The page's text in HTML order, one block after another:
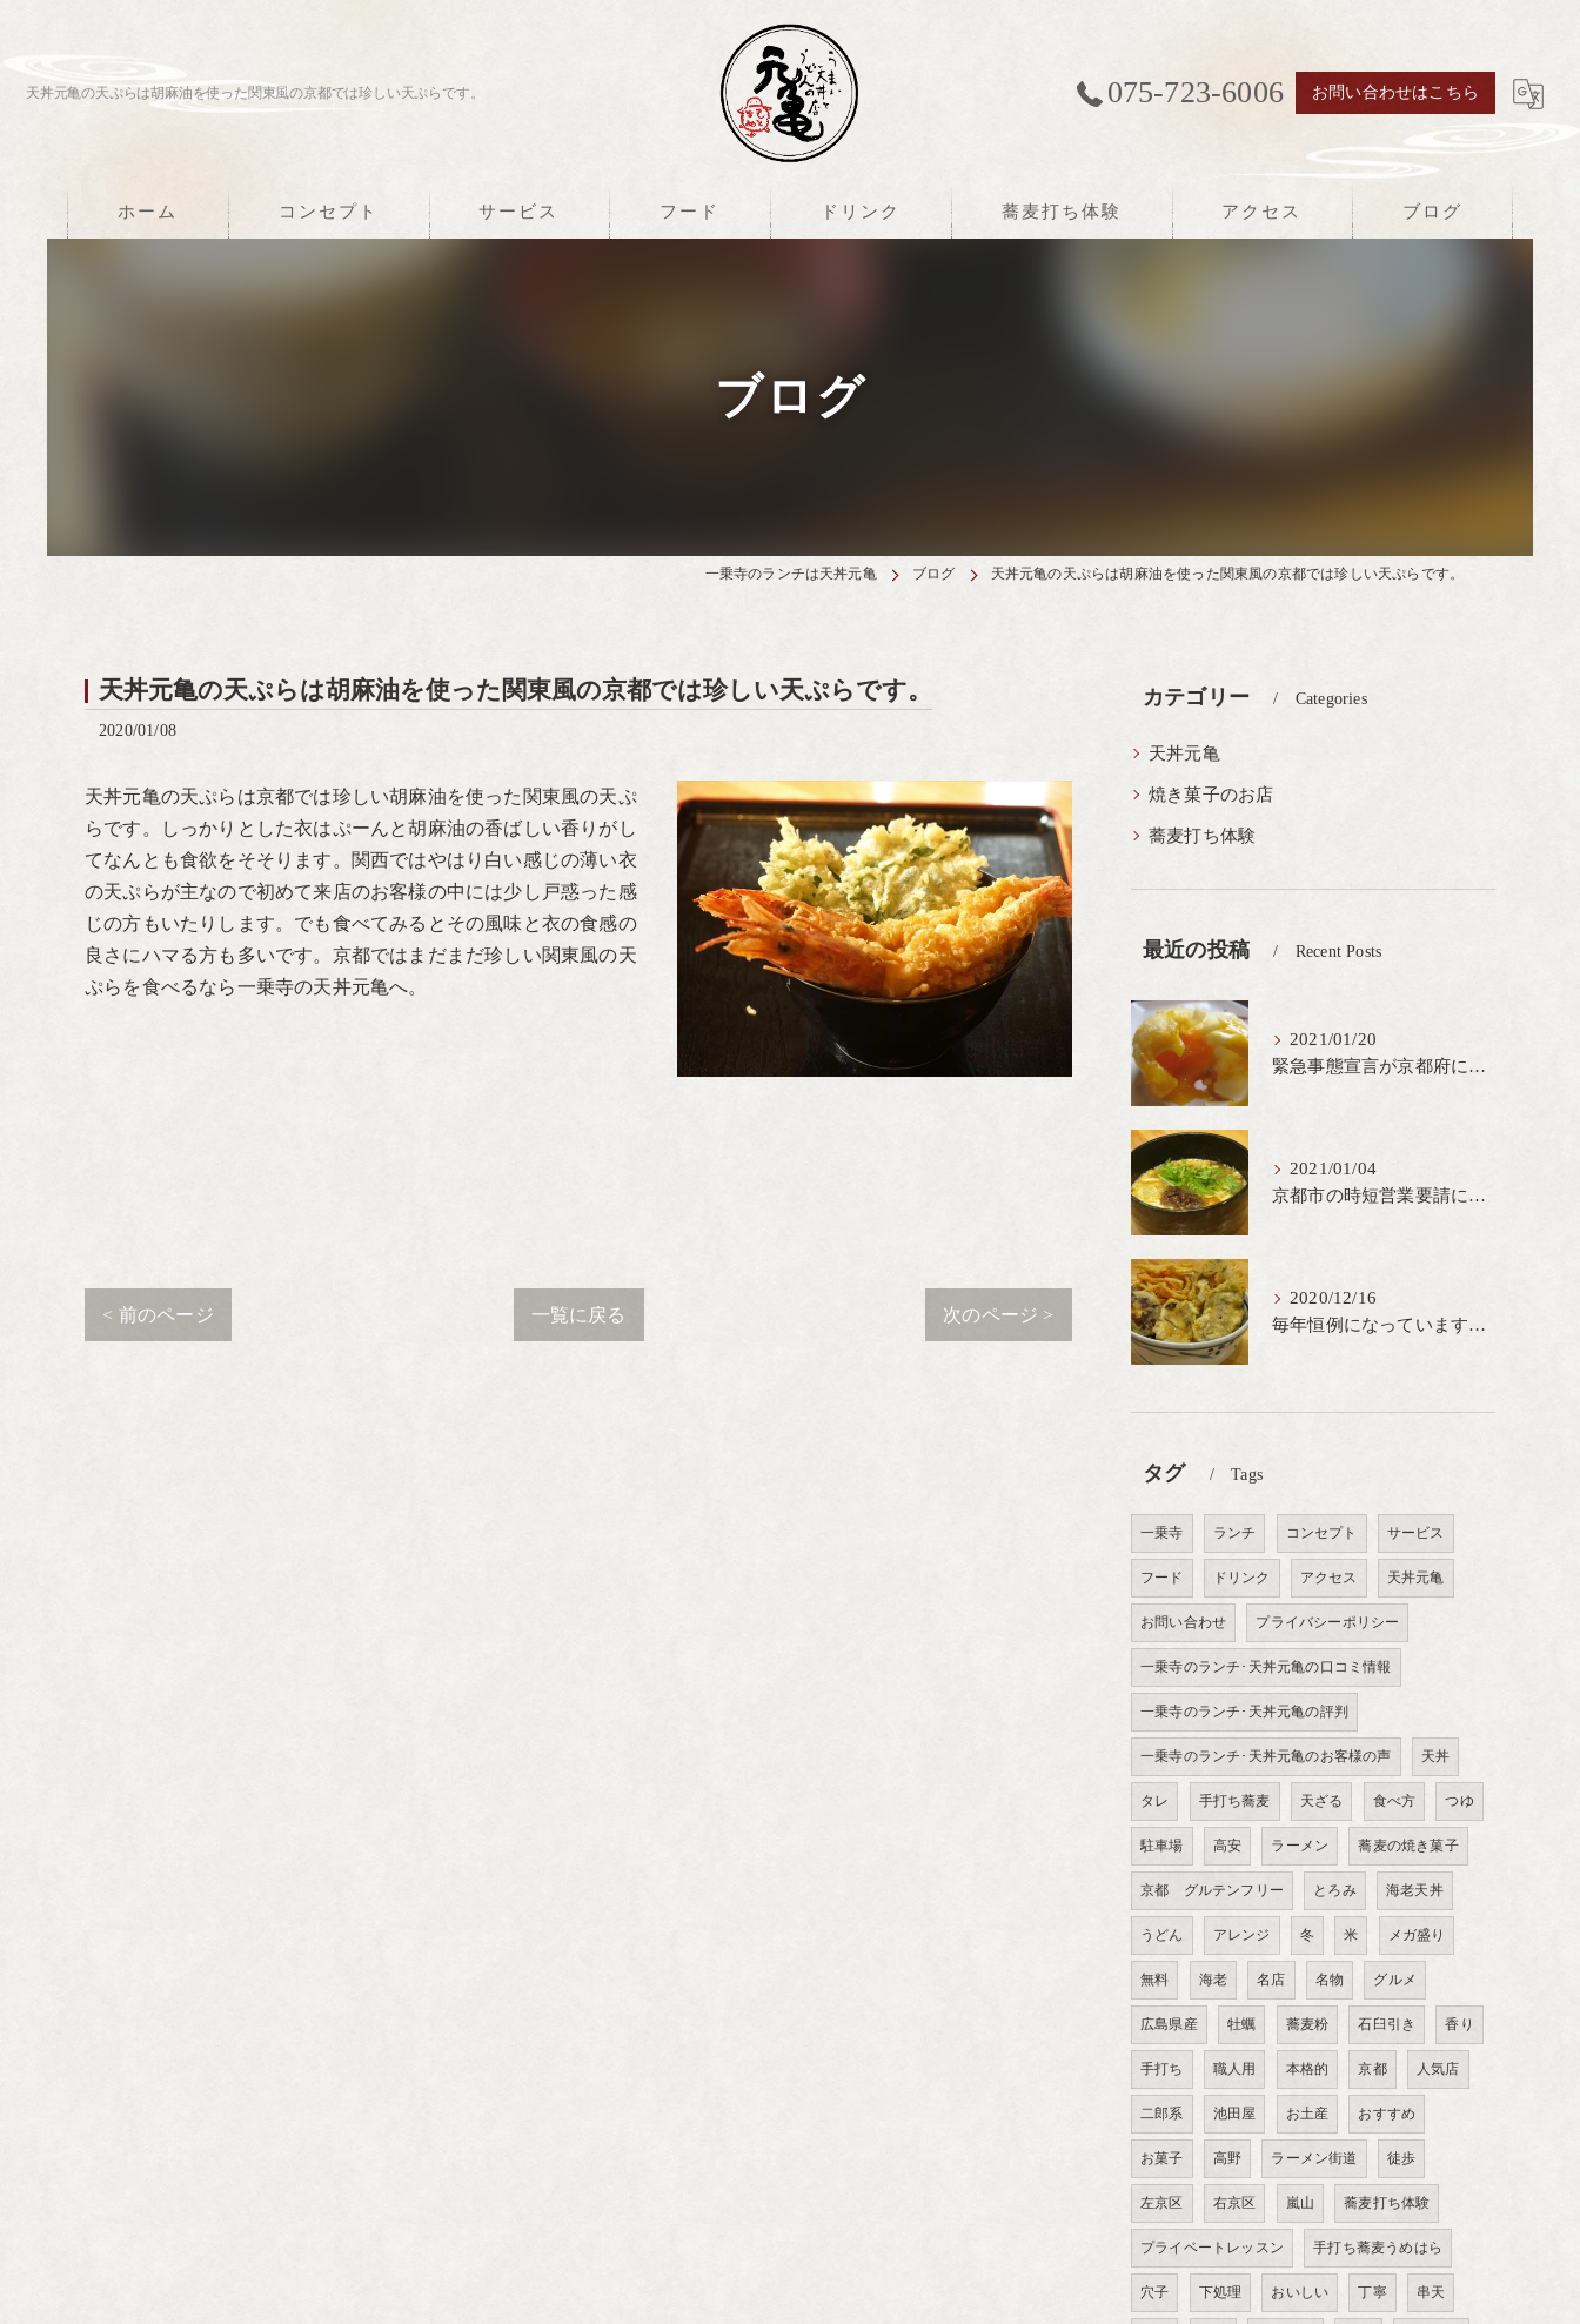
天丼元亀の天ぷらは胡麻油を使った関東風の京都では珍しい天ぷらです。 075-723-6006 お問い合わせはこちら
ホーム コンセプト サービス フード ドリンク 蕎麦打ち体験 アクセス ブログ
ブログ
一乗寺のランチは天丼元亀 ブログ 天丼元亀の天ぷらは胡麻油を使った関東風の京都では珍しい天ぷらです。
天丼元亀の天ぷらは胡麻油を使った関東風の京都では珍しい天ぷらです。
2020/01/08
天丼元亀の天ぷらは京都では珍しい胡麻油を使った関東風の天ぷ
らです。しっかりとした衣はぷーんと胡麻油の香ばしい香りがし
てなんとも食欲をそそります。関西ではやはり白い感じの薄い衣
の天ぷらが主なので初めて来店のお客様の中には少し戸惑った感
じの方もいたりします。でも食べてみるとその風味と衣の食感の
良さにハマる方も多いです。京都ではまだまだ珍しい関東風の天
ぷらを食べるなら一乗寺の天丼元亀へ。
< 前のページ 一覧に戻る 次のページ >
カテゴリー Categories
天丼元亀
焼き菓子のお店
蕎麦打ち体験
最近の投稿 Recent Posts
2021/01/20
緊急事態宣言が京都府にも発出され当店も要請に従って20時完全閉店という形で営業なるべく短期間での要請解除へ一致団結です
2021/01/04
京都市の時短営業要請に従ってしばらくの間20時までの営業とさせていただいております。寒い時期には温かいお蕎麦がおすすめ
2020/12/16
毎年恒例になっています冬の名物、牡蠣天丼が販売開始です、広島県産の大粒牡蠣を使用し天ぷらならではのカリと衣クリーミーな味わいをどうぞ
タグ Tags
一乗寺 ランチ コンセプト サービス
フード ドリンク アクセス 天丼元亀
お問い合わせ プライバシーポリシー
一乗寺のランチ･天丼元亀の口コミ情報
一乗寺のランチ･天丼元亀の評判
一乗寺のランチ･天丼元亀のお客様の声 天丼
タレ 手打ち蕎麦 天ざる 食べ方 つゆ
駐車場 高安 ラーメン 蕎麦の焼き菓子
京都 グルテンフリー とろみ 海老天丼
うどん アレンジ 冬 米 メガ盛り
無料 海老 名店 名物 グルメ
広島県産 牡蠣 蕎麦粉 石臼引き 香り
手打ち 職人用 本格的 京都 人気店
二郎系 池田屋 お土産 おすすめ
お菓子 高野 ラーメン街道 徒歩
左京区 右京区 嵐山 蕎麦打ち体験
プライベートレッスン 手打ち蕎麦うめはら
穴子 下処理 おいしい 丁寧 串天